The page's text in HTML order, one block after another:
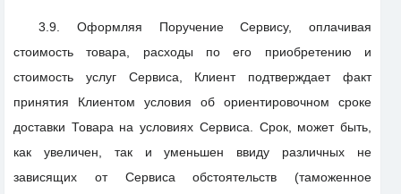
3.9. Оформляя Поручение Сервису, оплачивая
стоимость товара, расходы по его приобретению и
стоимость услуг Сервиса, Клиент подтверждает факт
принятия Клиентом условия об ориентировочном сроке
доставки Товара на условиях Сервиса. Срок, может быть,
как увеличен, так и уменьшен ввиду различных не
зависящих от Сервиса обстоятельств (таможенное